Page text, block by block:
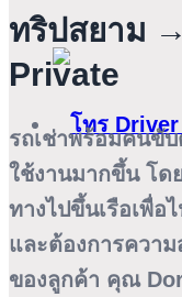
ทริปสยาม
Private
รถเช่าพร้อมคนขั
ใช้งานมากขึ้น โด
ทางไปขึ้นเรือเพื่อ
และต้องการควา
ของลูกค้า คุณ